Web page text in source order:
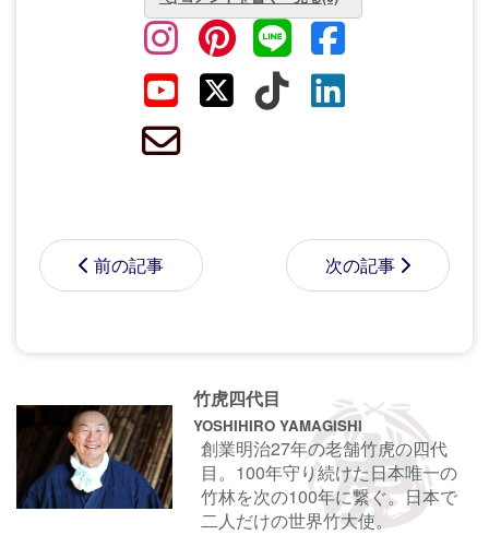
前の記事 次の記事
コメントする前にサインイン
ます。
名前
竹虎四代目
YOSHIHIRO YAMAGISHI
創業明治27年の老舗竹虎の四代
目。100年守り続けた日本唯一の
竹林を次の100年に繋ぐ。日本で
二人だけの世界竹大使。